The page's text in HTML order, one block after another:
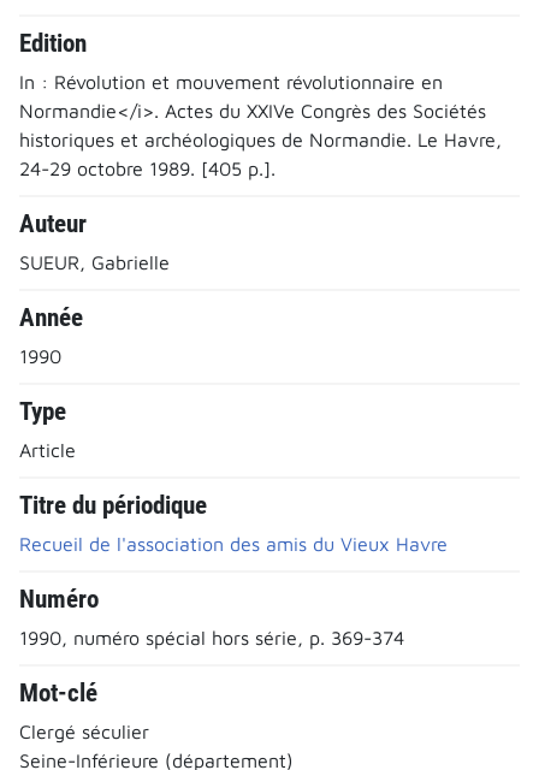
Edition
In : Révolution et mouvement révolutionnaire en
Normandie</i>. Actes du XXIVe Congrès des Sociétés
historiques et archéologiques de Normandie. Le Havre,
24-29 octobre 1989. [405 p.].
Auteur
SUEUR, Gabrielle
Année
1990
Type
Article
Titre du périodique
Recueil de l'association des amis du Vieux Havre
Numéro
1990, numéro spécial hors série, p. 369-374
Mot-clé
Clergé séculier
Seine-Inférieure (département)